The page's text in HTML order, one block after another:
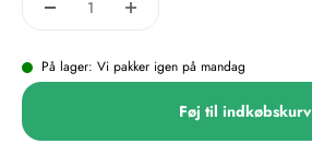
På lager: Vi pakker igen på mandag
Føj til indkøbskurv